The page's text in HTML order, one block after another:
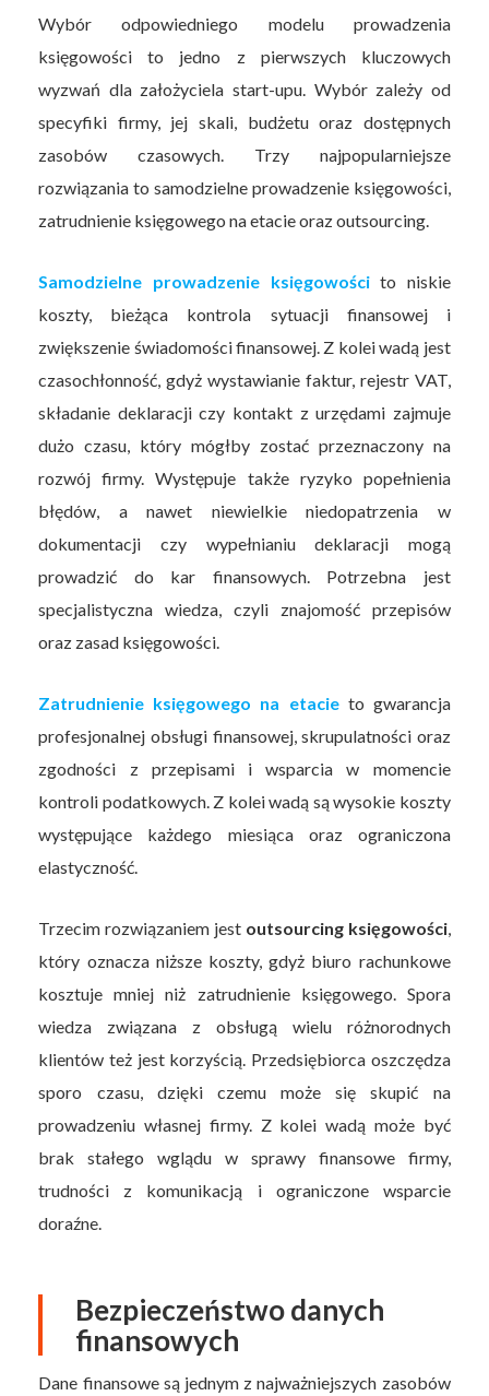
Wybór odpowiedniego modelu prowadzenia
księgowości to jedno z pierwszych kluczowych
wyzwań dla założyciela start-upu. Wybór zależy od
specyfiki firmy, jej skali, budżetu oraz dostępnych
zasobów czasowych. Trzy najpopularniejsze
rozwiązania to samodzielne prowadzenie księgowości,
zatrudnienie księgowego na etacie oraz outsourcing.
Samodzielne prowadzenie księgowościto niskie
koszty, bieżąca kontrola sytuacji finansowej i
zwiększenie świadomości finansowej. Z kolei wadą jest
czasochłonność, gdyż wystawianie faktur, rejestr VAT,
składanie deklaracji czy kontakt z urzędami zajmuje
dużo czasu, który mógłby zostać przeznaczony na
rozwój firmy. Występuje także ryzyko popełnienia
błędów, a nawet niewielkie niedopatrzenia w
dokumentacji czy wypełnianiu deklaracji mogą
prowadzić do kar finansowych. Potrzebna jest
specjalistyczna wiedza, czyli znajomość przepisów
oraz zasad księgowości.
Zatrudnienie księgowego na etacieto gwarancja
profesjonalnej obsługi finansowej, skrupulatności oraz
zgodności z przepisami i wsparcia w momencie
kontroli podatkowych. Z kolei wadą są wysokie koszty
występujące każdego miesiąca oraz ograniczona
elastyczność.
Trzecim rozwiązaniem jest outsourcing księgowości,
który oznacza niższe koszty, gdyż biuro rachunkowe
kosztuje mniej niż zatrudnienie księgowego. Spora
wiedza związana z obsługą wielu różnorodnych
klientów też jest korzyścią. Przedsiębiorca oszczędza
sporo czasu, dzięki czemu może się skupić na
prowadzeniu własnej firmy. Z kolei wadą może być
brak stałego wglądu w sprawy finansowe firmy,
trudności z komunikacją i ograniczone wsparcie
doraźne.
Bezpieczeństwo danych
finansowych
Dane finansowe są jednym z najważniejszych zasobów